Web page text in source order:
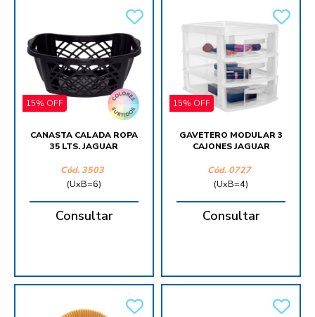
15% OFF
CANASTA CALADA ROPA
35 LTS. JAGUAR
Cód. 3503
(UxB=6)
Consultar
15% OFF
GAVETERO MODULAR 3
CAJONES JAGUAR
Cód. 0727
(UxB=4)
Consultar